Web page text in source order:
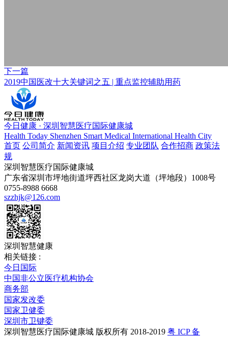
下一篇
2019中国医改十大关键词之五 | 重点监控辅助用药
今日健康 · 深圳智慧医疗国际健康城
Health Today Shenzhen Smart Medical International Health City
首页 公司简介 新闻资讯 项目介绍 专业团队 合作招商 政策法
规
深圳智慧医疗国际健康城
广东省深圳市坪地街道坪西社区龙岗大道（坪地段）1008号
0755-8988 6668
szzhjk@126.com
深圳智慧健康
相关链接 :
今日国际
中国非公立医疗机构协会
商务部
国家发改委
国家卫健委
深圳市卫键委
深圳智慧医疗国际健康城 版权所有 2018-2019 粤 ICP 备